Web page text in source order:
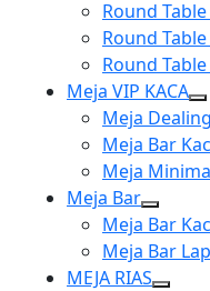
Round
Round
Round
Meja VIP KACA
Meja
Meja Bar
Meja
Meja Bar
Show
sub
menu
Meja Bar
Meja Bar
MEJA RIAS